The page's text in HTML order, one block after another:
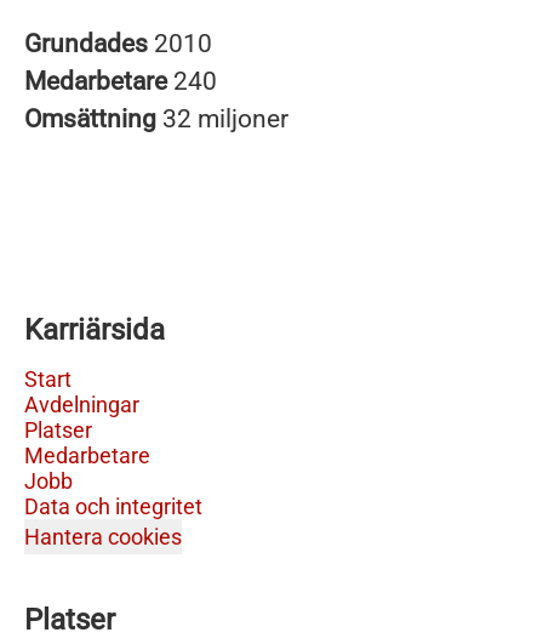
Grundades 2010
Medarbetare 240
Omsättning 32 miljoner
Karriärsida
Start
Avdelningar
Platser
Medarbetare
Jobb
Data och integritet
Hantera cookies
Platser